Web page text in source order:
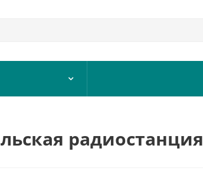
радиостанция